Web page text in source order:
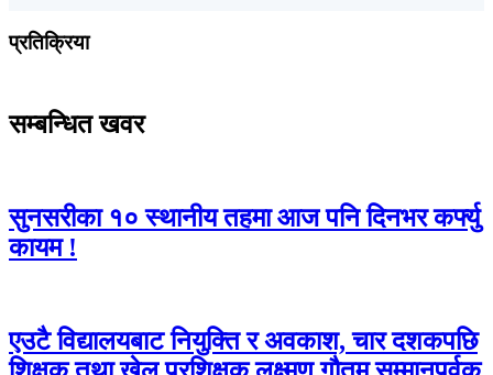
प्रतिक्रिया
सम्बन्धित खवर
सुनसरीका १० स्थानीय तहमा आज पनि दिनभर कर्फ्यु
कायम !
एउटै विद्यालयबाट नियुक्ति र अवकाश, चार दशकपछि